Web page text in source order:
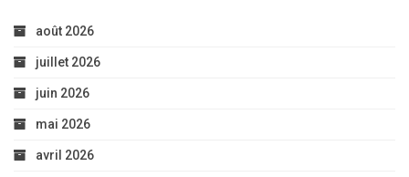
août 2026
juillet 2026
juin 2026
mai 2026
avril 2026